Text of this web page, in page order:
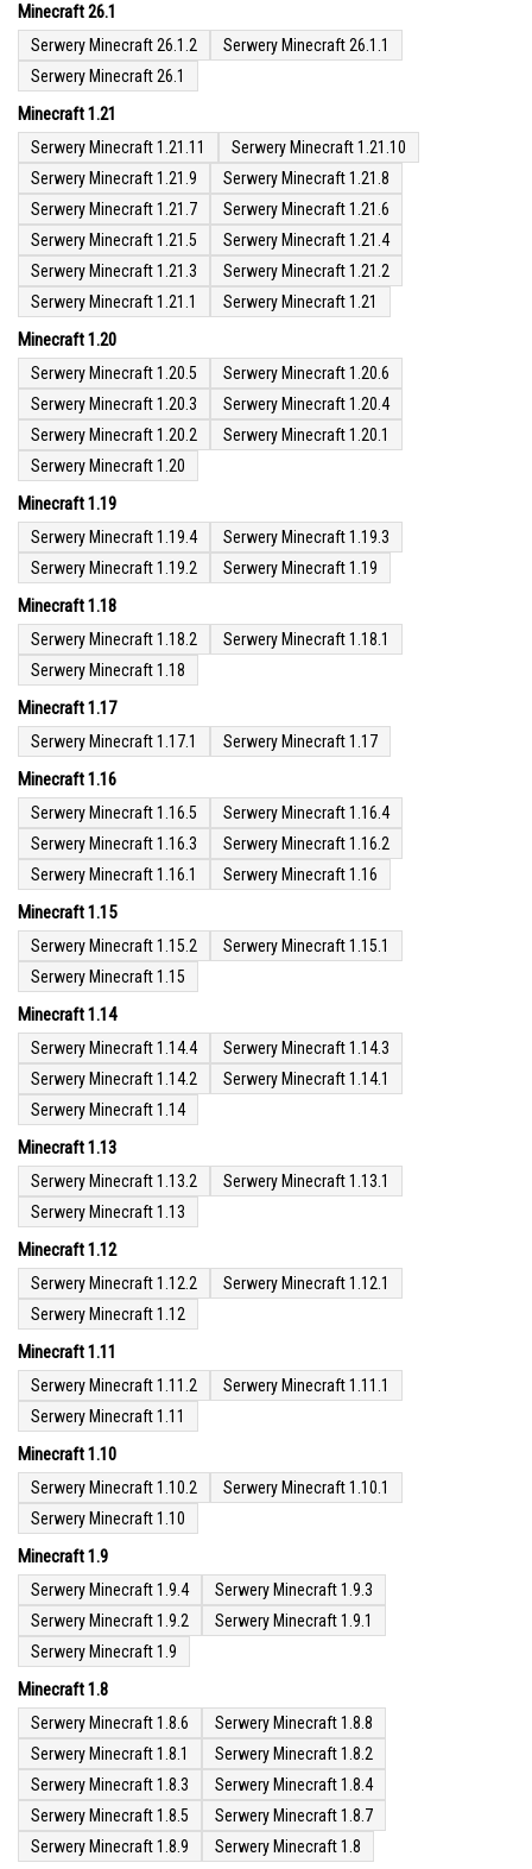
Minecraft 26.1
Serwery Minecraft 26.1.2
Serwery Minecraft 26.1.1
Serwery Minecraft 26.1
Minecraft 1.21
Serwery Minecraft 1.21.11
Serwery Minecraft 1.21.10
Serwery Minecraft 1.21.9
Serwery Minecraft 1.21.8
Serwery Minecraft 1.21.7
Serwery Minecraft 1.21.6
Serwery Minecraft 1.21.5
Serwery Minecraft 1.21.4
Serwery Minecraft 1.21.3
Serwery Minecraft 1.21.2
Serwery Minecraft 1.21.1
Serwery Minecraft 1.21
Minecraft 1.20
Serwery Minecraft 1.20.5
Serwery Minecraft 1.20.6
Serwery Minecraft 1.20.3
Serwery Minecraft 1.20.4
Serwery Minecraft 1.20.2
Serwery Minecraft 1.20.1
Serwery Minecraft 1.20
Minecraft 1.19
Serwery Minecraft 1.19.4
Serwery Minecraft 1.19.3
Serwery Minecraft 1.19.2
Serwery Minecraft 1.19
Minecraft 1.18
Serwery Minecraft 1.18.2
Serwery Minecraft 1.18.1
Serwery Minecraft 1.18
Minecraft 1.17
Serwery Minecraft 1.17.1 Serwery Minecraft 1.17
Minecraft 1.16
Serwery Minecraft 1.16.5
Serwery Minecraft 1.16.4
Serwery Minecraft 1.16.3
Serwery Minecraft 1.16.2
Serwery Minecraft 1.16.1
Serwery Minecraft 1.16
Minecraft 1.15
Serwery Minecraft 1.15.2
Serwery Minecraft 1.15.1
Serwery Minecraft 1.15
Minecraft 1.14
Serwery Minecraft 1.14.4
Serwery Minecraft 1.14.3
Serwery Minecraft 1.14.2
Serwery Minecraft 1.14.1
Serwery Minecraft 1.14
Minecraft 1.13
Serwery Minecraft 1.13.2
Serwery Minecraft 1.13.1
Serwery Minecraft 1.13
Minecraft 1.12
Serwery Minecraft 1.12.2
Serwery Minecraft 1.12.1
Serwery Minecraft 1.12
Minecraft 1.11
Serwery Minecraft 1.11.2
Serwery Minecraft 1.11.1
Serwery Minecraft 1.11
Minecraft 1.10
Serwery Minecraft 1.10.2
Serwery Minecraft 1.10.1
Serwery Minecraft 1.10
Minecraft 1.9
Serwery Minecraft 1.9.4
Serwery Minecraft 1.9.3
Serwery Minecraft 1.9.2
Serwery Minecraft 1.9.1
Serwery Minecraft 1.9
Minecraft 1.8
Serwery Minecraft 1.8.6
Serwery Minecraft 1.8.8
Serwery Minecraft 1.8.1
Serwery Minecraft 1.8.2
Serwery Minecraft 1.8.3
Serwery Minecraft 1.8.4
Serwery Minecraft 1.8.5
Serwery Minecraft 1.8.7
Serwery Minecraft 1.8.9
Serwery Minecraft 1.8